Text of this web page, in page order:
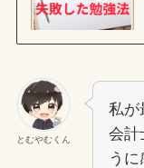
とむやむくん
私が
会計
うに